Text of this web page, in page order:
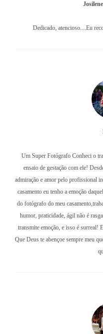
Dedicado, atencioso....Eu
Um Super Fotógrafo Conheci o
ensaio de gestação com ele!
admiração e amor pelo profissional
casamento eu tenho a emoção
do fotógrafo do meu
humor, praticidade, ágil não é
transmite emoção, e isso é surreal!
Que Deus te abençoe sempre meu